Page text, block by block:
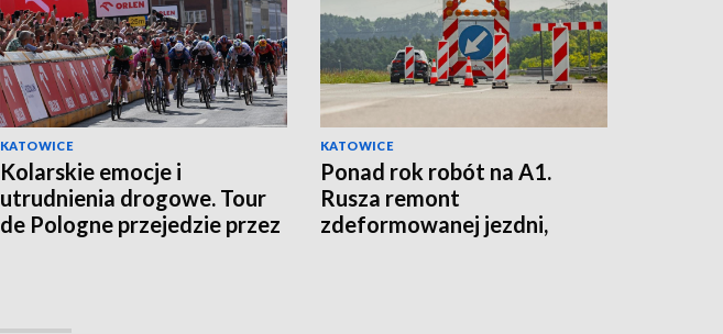
KATOWICE
Kolarskie emocje i
utrudnienia drogowe. Tour
de Pologne przejedzie przez
KATOWICE
Ponad rok robót na A1.
Rusza remont
zdeformowanej jezdni,